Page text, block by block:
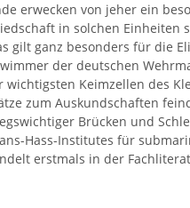
erwecken von jeher ein
in solchen
gilt ganz besonders für die
der deutschen
Keimzellen des
zum Auskundschaften
Brücken und
Hass-Institutes für
erstmals in der